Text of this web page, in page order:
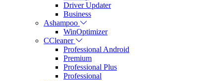
Driver Updater
Business
Ashampoo
WinOptimizer
CCleaner
Professional Android
Premium
Professional Plus
Professional